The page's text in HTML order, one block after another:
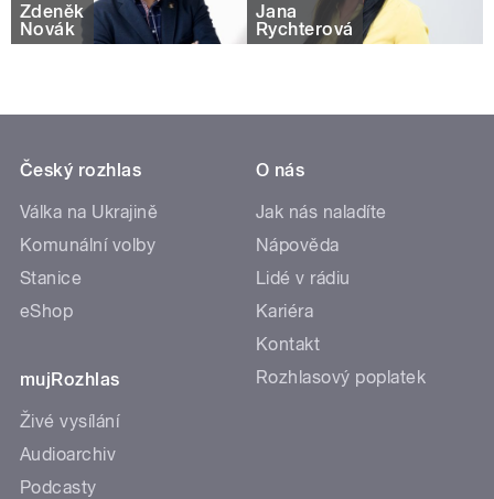
Zdeněk
Novák
Jana
Rychterová
Český rozhlas
Válka na Ukrajině
Komunální volby
Stanice
eShop
mujRozhlas
Živé vysílání
Audioarchiv
Podcasty
O nás
Jak nás naladíte
Nápověda
Lidé v rádiu
Kariéra
Kontakt
Rozhlasový poplatek